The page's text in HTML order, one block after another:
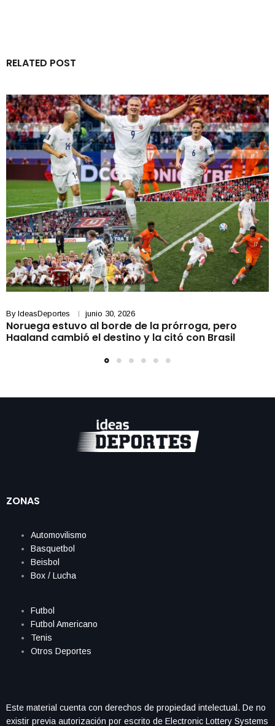
RELATED POST
By IdeasDeportes junio 30, 2026
Noruega estuvo al borde de la prórroga, pero
Haaland cambió el destino y la citó con Brasil
ZONAS
Automovilismo
Basquetbol
Beisbol
Box / Lucha
Futbol
Futbol Americano
Tenis
Otros Deportes
Este material cuenta con derechos de propiedad intelectual. De no
existir previa autorización por escrito de Electronic Lottery Systems